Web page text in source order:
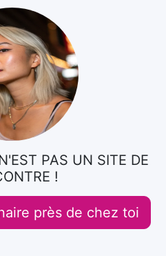
PAS UN SITE DE
!
près de chez toi